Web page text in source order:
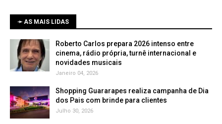
➛ AS MAIS LIDAS
Roberto Carlos prepara 2026 intenso entre
cinema, rádio própria, turnê internacional e
novidades musicais
Janeiro 04, 2026
Shopping Guararapes realiza campanha de Dia
dos Pais com brinde para clientes
Julho 30, 2026